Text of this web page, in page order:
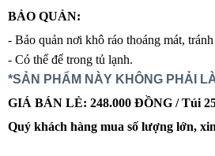
BẢO QUẢN:
- Bảo quản nơi khô ráo thoáng mát,
- Có thể để trong tủ lạnh.
*SẢN PHẨM NÀY KHÔNG PHẢI
GIÁ BÁN LẺ: 248.000 ĐỒNG / Túi
Quý khách hàng mua số lượng lớn,